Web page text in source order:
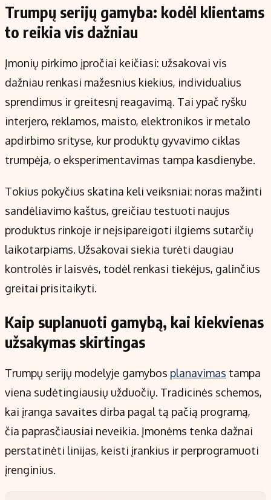
Trumpų serijų gamyba: kodėl klientams
to reikia vis dažniau
Įmonių pirkimo įpročiai keičiasi: užsakovai vis
dažniau renkasi mažesnius kiekius, individualius
sprendimus ir greitesnį reagavimą. Tai ypač ryšku
interjero, reklamos, maisto, elektronikos ir metalo
apdirbimo srityse, kur produktų gyvavimo ciklas
trumpėja, o eksperimentavimas tampa kasdienybe.
Tokius pokyčius skatina keli veiksniai: noras mažinti
sandėliavimo kaštus, greičiau testuoti naujus
produktus rinkoje ir neįsipareigoti ilgiems sutarčių
laikotarpiams. Užsakovai siekia turėti daugiau
kontrolės ir laisvės, todėl renkasi tiekėjus, galinčius
greitai prisitaikyti.
Kaip suplanuoti gamybą, kai kiekvienas
užsakymas skirtingas
Trumpų serijų modelyje gamybos planavimas tampa
viena sudėtingiausių užduočių. Tradicinės schemos,
kai įranga savaites dirba pagal tą pačią programą,
čia paprasčiausiai neveikia. Įmonėms tenka dažnai
perstatinėti linijas, keisti įrankius ir perprogramuoti
įrenginius.